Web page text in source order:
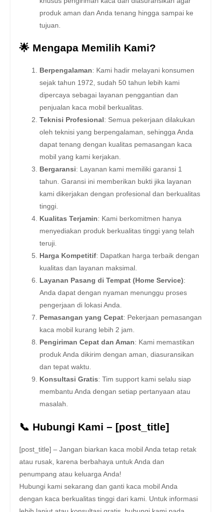
produk aman dan Anda tenang hingga sampai ke
tujuan.
🌟 Mengapa Memilih Kami?
Berpengalaman: Kami hadir melayani konsumen
sejak tahun 1972, sudah 50 tahun lebih kami
dipercaya sebagai layanan penggantian dan
penjualan kaca mobil berkualitas.
Teknisi Profesional : Semua pekerjaan dilakukan
oleh teknisi yang berpengalaman, sehingga Anda
dapat tenang dengan kualitas pemasangan kaca
mobil yang kami kerjakan.
Bergaransi: Layanan kami memiliki garansi 1
tahun. Garansi ini memberikan bukti jika layanan
kami dikerjakan dengan profesional dan berkualitas
tinggi.
Kualitas Terjamin: Kami berkomitmen hanya
menyediakan produk berkualitas tinggi yang telah
teruji.
Harga Kompetitif: Dapatkan harga terbaik dengan
kualitas dan layanan maksimal.
Layanan Pasang di Tempat (Home Service):
Anda dapat dengan nyaman menunggu proses
pengerjaan di lokasi Anda.
Pemasangan yang Cepat: Pekerjaan pemasangan
kaca mobil kurang lebih 2 jam.
Pengiriman Cepat dan Aman: Kami memastikan
produk Anda dikirim dengan aman, diasuransikan
dan tepat waktu.
Konsultasi Gratis: Tim support kami selalu siap
membantu Anda dengan setiap pertanyaan atau
masalah.
📞 Hubungi Kami – [post_title]
[post_title] – Jangan biarkan kaca mobil Anda tetap retak
atau rusak, karena berbahaya untuk Anda dan
penumpang atau keluarga Anda!
Hubungi kami sekarang dan ganti kaca mobil Anda
dengan kaca berkualitas tinggi dari kami. Untuk informasi